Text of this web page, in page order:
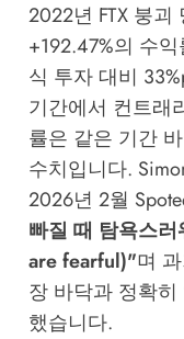
2022년 FTX 붕괴
+192.47%의 수
식 투자 대비
기간에서 컨트래
률은 같은 기간
수치입니다.
2026년 2월
빠질 때 탐욕스
are fearful)"며
장 바닥과 정확
했습니다.